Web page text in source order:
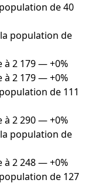
de 40
population de
2 179 — +0%
2 179 — +0%
de 111
2 290 — +0%
population de
2 248 — +0%
de 127